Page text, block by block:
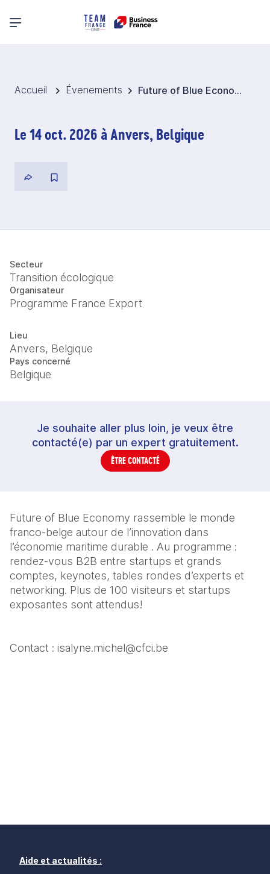
Menu principal
Accueil Évenements Future of Blue Economy 2026 - Belgique
Le 14 oct. 2026 à Anvers, Belgique
Secteur
Transition écologique
Organisateur
Programme France Export
Lieu
Anvers, Belgique
Pays concerné
Belgique
Je souhaite aller plus loin, je veux être
contacté(e) par un expert gratuitement.
ÊTRE CONTACTÉ
Future of Blue Economy rassemble le monde
franco-belge autour de l’innovation dans
l’économie maritime durable . Au programme :
rendez-vous B2B entre startups et grands
comptes, keynotes, tables rondes d’experts et
networking. Plus de 100 visiteurs et startups
exposantes sont attendus!
Contact : isalyne.michel@cfci.be
Aide et actualités :